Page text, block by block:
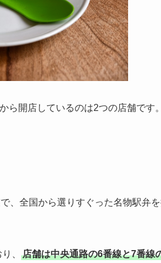
ら開店しているのは2つの店舗です。
、全国から選りすぐった名物駅弁
、 店舗は中央通路の6番線と7番線